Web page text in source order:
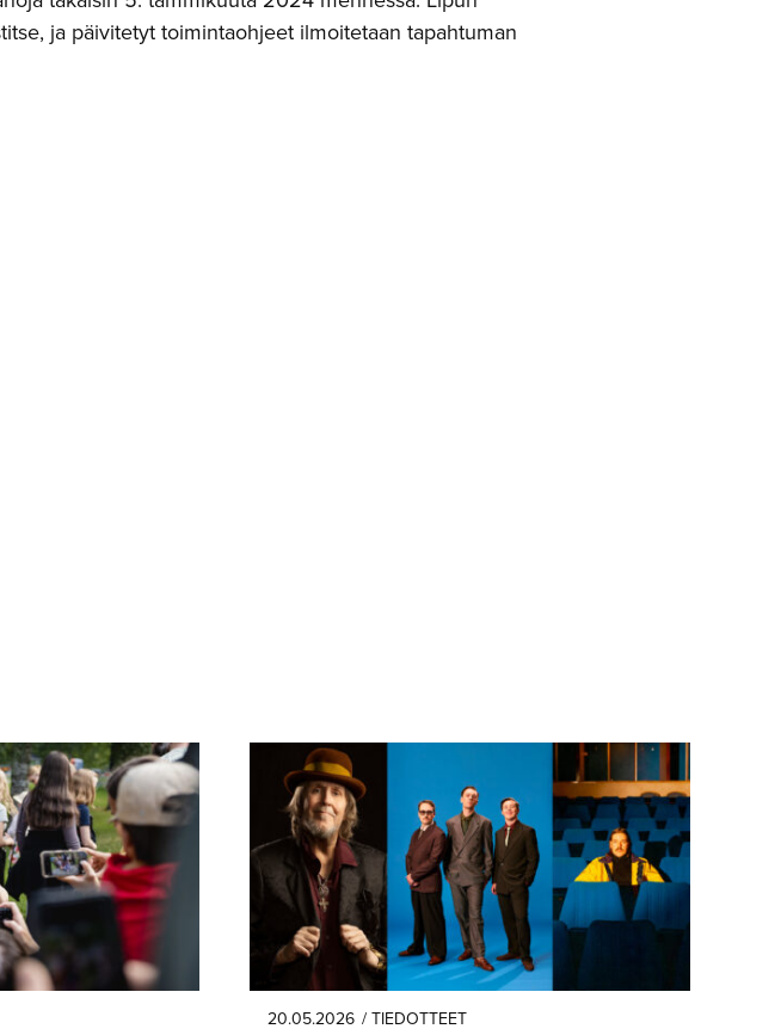
ja päivitetyt toimintaohjeet ilmoitetaan tapahtuman
20.05.2026 / TIEDOTTEET